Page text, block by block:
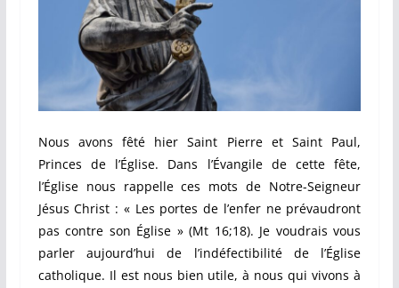
Nous avons fêté hier Saint Pierre et Saint Paul,
Princes de l’Église. Dans l’Évangile de cette fête,
l’Église nous rappelle ces mots de Notre-Seigneur
Jésus Christ : « Les portes de l’enfer ne prévaudront
pas contre son Église » (Mt 16;18). Je voudrais vous
parler aujourd’hui de l’indéfectibilité de l’Église
catholique. Il est nous bien utile, à nous qui vivons à